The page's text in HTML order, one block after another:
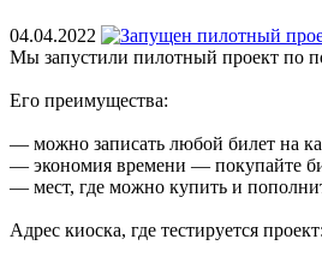
04.04.2022
Мы запустили пилотный проект по
Его преимущества:
— можно записать любой билет на
— экономия времени — покупайте
— мест, где можно купить и
Адрес киоска, где тестируется